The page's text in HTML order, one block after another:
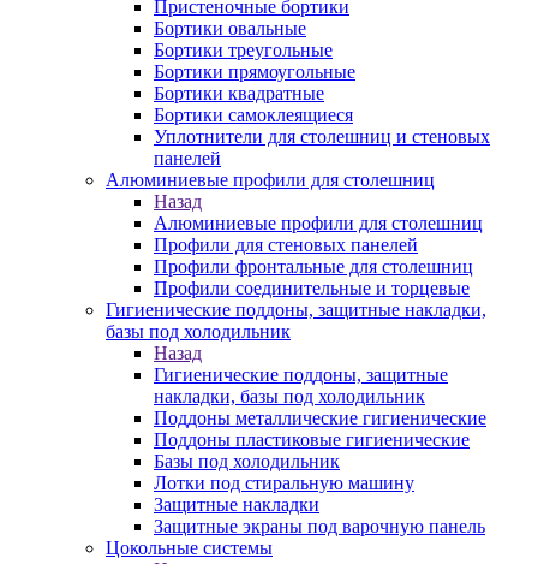
Пристеночные бортики
Бортики овальные
Бортики треугольные
Бортики прямоугольные
Бортики квадратные
Бортики самоклеящиеся
Уплотнители для столешниц и стеновых
панелей
Алюминиевые профили для столешниц
Назад
Алюминиевые профили для столешниц
Профили для стеновых панелей
Профили фронтальные для столешниц
Профили соединительные и торцевые
Гигиенические поддоны, защитные накладки,
базы под холодильник
Назад
Гигиенические поддоны, защитные
накладки, базы под холодильник
Поддоны металлические гигиенические
Поддоны пластиковые гигиенические
Базы под холодильник
Лотки под стиральную машину
Защитные накладки
Защитные экраны под варочную панель
Цокольные системы